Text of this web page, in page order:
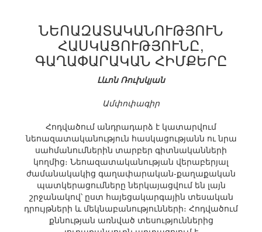
ՆԵՈԱԶԱՏԱԿԱՆՈՒԹՅՈՒՆ
ՀԱՍԿԱՑՈՒԹՅՈՒՆԸ,
ԳԱՂԱՓԱՐԱԿԱՆ ՀԻՄՔԵՐԸ
Լևոն Ռուխկյան
Ամփոփագիր
Հոդվածում անդրադարձ է կատարվում
նեոազատականություն հասկացությանն ու նրա
սահմանումներին տարբեր գիտնականների
կողմից։ Նեոազատականության վերաբերյալ
ժամանակակից գաղափարական-քաղաքական
պատկերացումները ներկայացվում են լայն
շրջանակով՝ ըստ հայեցակարգային տեսական
դրույթների և մեկնաբանությունների։ Հոդվածում
քննության առնված տեսություններից